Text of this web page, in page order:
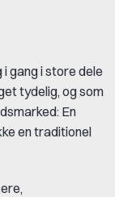
gang i store dele
tydelig, og som
En
en traditionel